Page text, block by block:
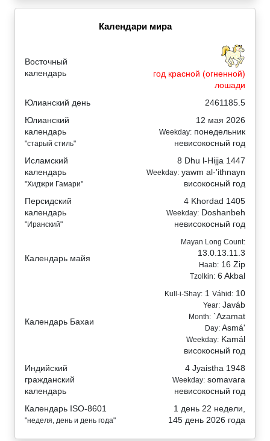
Календари мира
Восточный
календарь
год красной (огненной)
лошади
Юлианский день
2461185.5
Юлианский
календарь
"старый стиль"
12 мая 2026
Weekday: понедельник
невисокосный год
Исламский
календарь
"Хиджри Гамари"
8 Dhu l-Hijja 1447
Weekday: yawm al-'ithnayn
високосный год
Персидский
календарь
"Иранский"
4 Khordad 1405
Weekday: Doshanbeh
невисокосный год
Календарь майя
Mayan Long Count:
13.0.13.11.3
Haab: 16 Zip
Tzolkin: 6 Akbal
Календарь Бахаи
Kull-i-Shay: 1 Váhid: 10
Year: Javáb
Month: `Azamat
Day: Asmá'
Weekday: Kamál
високосный год
Индийский
гражданский
календарь
4 Jyaistha 1948
Weekday: somavara
невисокосный год
Календарь ISO-8601
"неделя, день и день года"
1 день 22 недели,
145 день 2026 года